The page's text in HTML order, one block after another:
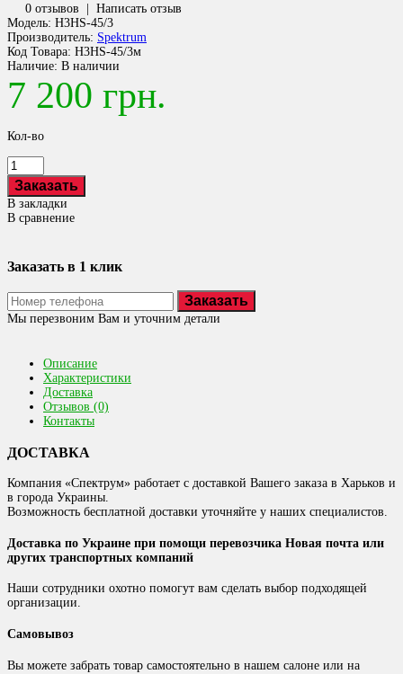
0 отзывов | Написать отзыв
Модель: H3HS-45/3
Производитель: Spektrum
Код Товара: H3HS-45/3м
Наличие: В наличии
7 200 грн.
Кол-во
В закладки
В сравнение
Заказать в 1 клик
Заказать
Мы перезвоним Вам и уточним детали
Описание
Характеристики
Доставка
Отзывов (0)
Контакты
ДОСТАВКА
Компания «Спектрум» работает с доставкой Вашего заказа в Харьков и
в города Украины.
Возможность бесплатной доставки уточняйте у наших специалистов.
Доставка по Украине при помощи перевозчика Новая почта или
других транспортных компаний
Наши сотрудники охотно помогут вам сделать выбор подходящей
организации.
Самовывоз
Вы можете забрать товар самостоятельно в нашем салоне или на